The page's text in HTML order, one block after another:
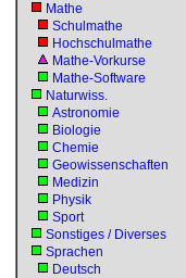
Mathe
Schulmathe
Hochschulmathe
Mathe-Vorkurse
Mathe-Software
Naturwiss.
Astronomie
Biologie
Chemie
Geowissenschaften
Medizin
Physik
Sport
Sonstiges / Diverses
Sprachen
Deutsch